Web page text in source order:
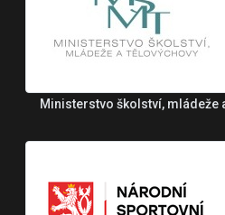
Ministerstvo školství, mládeže